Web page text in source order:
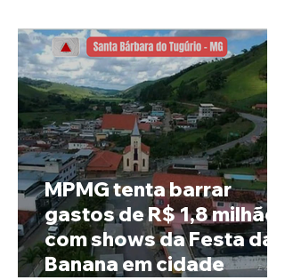
MPMG tenta barrar
gastos de R$ 1,8 milhão
com shows da Festa da
Banana em cidade